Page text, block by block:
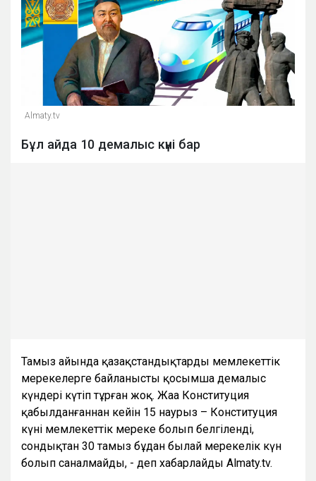
Almaty.tv
Бұл айда 10 демалыс күні бар
Тамыз айында қазақстандықтарды мемлекеттік
мерекелерге байланысты қосымша демалыс
күндері күтіп тұрған жоқ. Жаңа Конституция
қабылданғаннан кейін 15 наурыз – Конституция
күні мемлекеттік мереке болып белгіленді,
сондықтан 30 тамыз бұдан былай мерекелік күн
болып саналмайды, - деп хабарлайды Almaty.tv.